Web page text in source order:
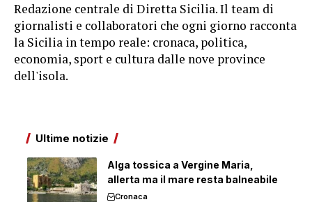
Redazione centrale di Diretta Sicilia. Il team di
giornalisti e collaboratori che ogni giorno racconta
la Sicilia in tempo reale: cronaca, politica,
economia, sport e cultura dalle nove province
dell'isola.
Ultime notizie
Alga tossica a Vergine Maria,
allerta ma il mare resta balneabile
Cronaca